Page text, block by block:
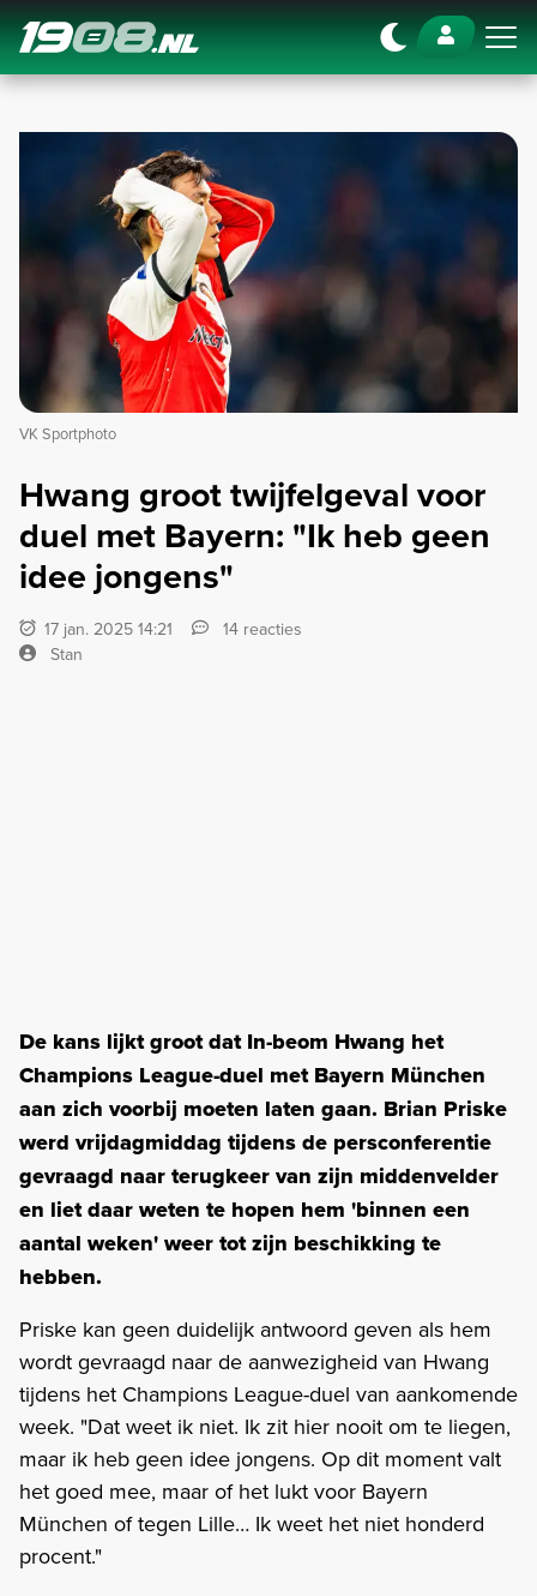
Navigation
VK Sportphoto
Hwang groot twijfelgeval voor
duel met Bayern: "Ik heb geen
idee jongens"
17 jan. 2025 14:21
14 reacties
Stan
De kans lijkt groot dat In-beom Hwang het
Champions League-duel met Bayern München
aan zich voorbij moeten laten gaan. Brian Priske
werd vrijdagmiddag tijdens de persconferentie
gevraagd naar terugkeer van zijn middenvelder
en liet daar weten te hopen hem 'binnen een
aantal weken' weer tot zijn beschikking te
hebben.
Priske kan geen duidelijk antwoord geven als hem
wordt gevraagd naar de aanwezigheid van Hwang
tijdens het Champions League-duel van aankomende
week. "Dat weet ik niet. Ik zit hier nooit om te liegen,
maar ik heb geen idee jongens. Op dit moment valt
het goed mee, maar of het lukt voor Bayern
München of tegen Lille… Ik weet het niet honderd
procent."